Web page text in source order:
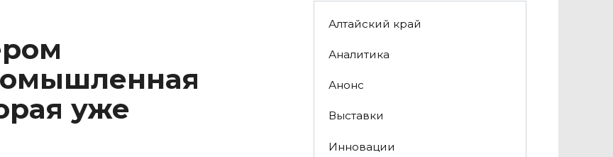
уже
Алтайский край
Аналитика
Анонс
Выставки
Инновации